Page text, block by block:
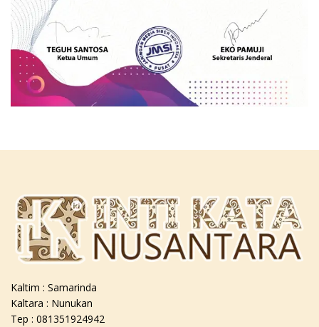
Kaltim : Samarinda
Kaltara : Nunukan
Tep : 081351924942